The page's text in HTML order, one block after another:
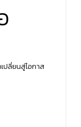
ปลี่ยนสู่โอกาส